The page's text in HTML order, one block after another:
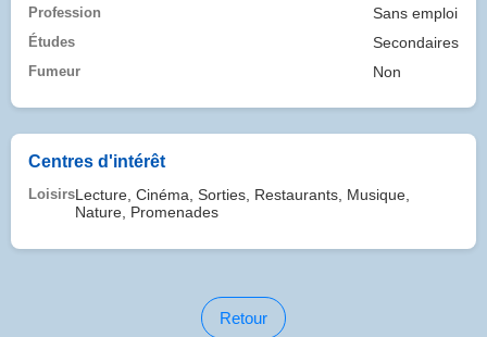
Profession Sans emploi
Études Secondaires
Fumeur Non
Centres d'intérêt
LoisirsLecture, Cinéma, Sorties, Restaurants, Musique,
Nature, Promenades
Retour